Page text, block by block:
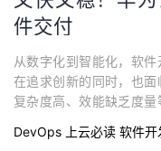
件交付
从数字化到智能化，软
在追求创新的同时，也
复杂度高、效能缺乏度
为的答案是构建端到端、
DevOps 上云必读 软件开